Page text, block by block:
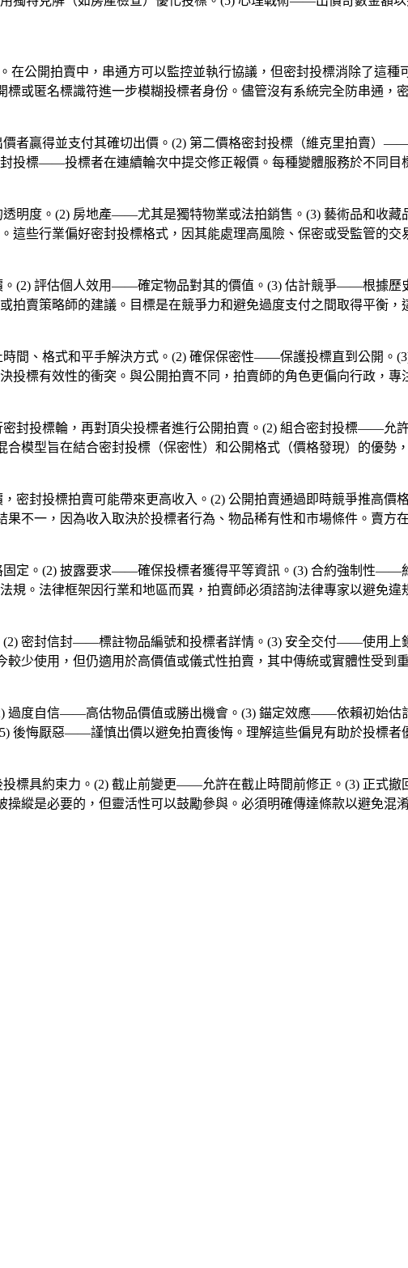
公開拍賣中，串通方可以監控並執行協議，但密封投標消除了這種
或匿名標識符進一步模糊投標者身份。儘管沒有系統完全防串通，
者贏得並支付其確切出價。(2) 第二價格密封投標（維克里拍賣）
標——投標者在連續輪次中提交修正報價。每種變體服務於不同目
明度。(2) 房地產——尤其是獨特物業或法拍銷售。(3) 藝術品和
些行業偏好密封投標格式，因其能處理高風險、保密或受監管的交
(2) 評估個人效用——確定物品對其的價值。(3) 估計競爭——根據
賣策略師的建議。目標是在競爭力和避免過度支付之間取得平衡，
間、格式和平手解決方式。(2) 確保保密性——保護投標直到公開。
標有效性的衝突。與公開拍賣不同，拍賣師的角色更偏向行政，專
封投標輪，再對頂尖投標者進行公開拍賣。(2) 組合密封投標——允
模型旨在結合密封投標（保密性）和公開格式（價格發現）的優勢
密封投標拍賣可能帶來更高收入。(2) 公開拍賣通過即時競爭推高價
果不一，因為收入取決於投標者行為、物品稀有性和市場條件。賣方
定。(2) 披露要求——確保投標者獲得平等資訊。(3) 合約強制性
。法律框架因行業和地區而異，拍賣師必須諮詢法律專家以避免違
密封信封——標註物品編號和投標者詳情。(3) 安全交付——使用
少使用，但仍適用於高價值或儀式性拍賣，其中傳統或實體性受到重
過度自信——高估物品價值或勝出機會。(3) 錨定效應——依賴初始
後悔厭惡——謹慎出價以避免拍賣後悔。理解這些偏見有助於投標者
標具約束力。(2) 截止前變更——允許在截止時間前修正。(3) 正式
縱是必要的，但靈活性可以鼓勵參與。必須明確傳達條款以避免混